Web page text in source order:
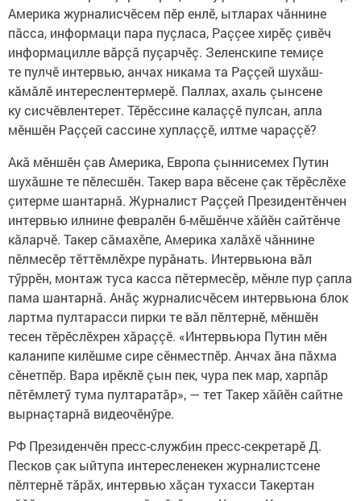
Америка журналисчӗсем пӗр енлӗ, ытларах чăннине
пăсса, информаци пара пуçласа, Раççее хирӗç çивӗч
информацилле вăрçă пуçарчӗç. Зеленскипе темиçе
те пулчӗ интервью, анчах никама та Раççей шухăш-
кăмăлӗ интереслентермерӗ. Паллах, ахаль çынсене
ку сисчӗвлентерет. Тӗрӗссине калаççӗ пулсан, апла
мӗншӗн Раççей сассине хуплаççӗ, илтме чараççӗ?
Акă мӗншӗн çав Америка, Европа çыннисемех Путин
шухăшне те пӗлесшӗн. Такер вара вӗсене çак тӗрӗслӗхе
çитерме шантарнă. Журналист Раççей Президентӗнчен
интервью илнине февралӗн 6-мӗшӗнче хăйӗн сайтӗнче
кăларчӗ. Такер сăмахӗпе, Америка халăхӗ чăннине
пӗлмесӗр тӗттӗмлӗхре пурăнать. Интервьюна вăл
тӳррӗн, монтаж туса касса пӗтермесӗр, мӗнле пур çапла
пама шантарнă. Анăç журналисчӗсем интервьюна блок
лартма пултарасси пирки те вăл пӗлтернӗ, мӗншӗн
тесен тӗрӗслӗхрен хăраççӗ. «Интервьюра Путин мӗн
каланипе килӗшме сире сӗнместпӗр. Анчах ăна пăхма
сӗнетпӗр. Вара ирӗклӗ çын пек, чура пек мар, харпăр
пӗтӗмлетӳ тума пултаратăр», — тет Такер хăйӗн сайтне
вырнаçтарнă видеочӗнӳре.
РФ Президенчӗн пресс-службин пресс-секретарӗ Д.
Песков çак ыйтупа интересленекен журналистсене
пӗлтернӗ тăрăх, интервью хăçан тухасси Такертан